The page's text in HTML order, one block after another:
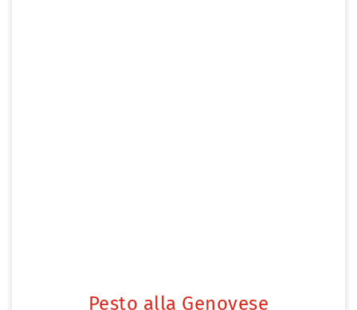
Pesto alla Genovese